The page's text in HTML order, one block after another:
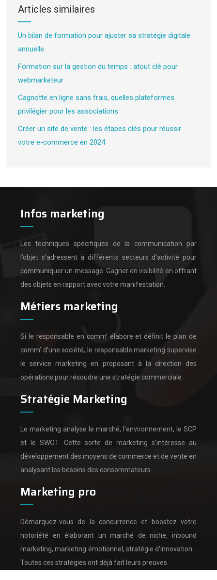
Articles similaires
Un bilan de formation pour ajuster sa stratégie digitale
annuelle
Formation sur la gestion du temps : atout clé pour
webmarketeur
Cagnotte en ligne sans frais, quelles plateformes
privilégier pour les associations
Créer un site de vente : les étapes clés pour réussir
votre e-commerce en 2024
Infos marketing
Les techniques spécifiques de la communication par
l’objet s’adressent à différents secteurs d’activité pour
communiquer un message. Gagner en visibilité en offrant
des objets en rapport avec votre manifestation.
Métiers marketing
Si le responsable en comm’ élabore et définit le plan de
comm’ d’une société, le responsable marketing supervise
le service marketing en proposant à la direction des
opérations pour résoudre une stratégie commerciale.
Stratégie Marketing
Le marketing analyse le marché, l’environnement, le SCP
et le SWOT. Cette sorte de marketing s’intéresse au
développement des moyens de commerce et de vente en
analysant les besoins des consommateurs.
Marketing pro
Démarquez-vous de la concurrence et boostez votre
notoriété en élaborant un marché de niche, inbound
marketing, marketing émotionnel, stratégie d’innovation…
Toutes ces stratégies ont déjà fait leurs preuves.